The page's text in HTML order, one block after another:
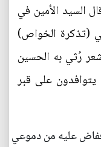
السيد الأمين في
(تذكرة الخواص)
رُثي به الحسين
يتوافدون على قبر
عليه من دموعي